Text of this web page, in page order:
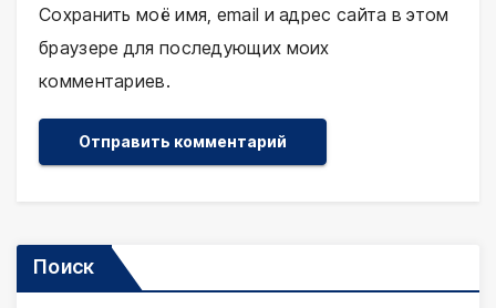
Сохранить моё имя, email и адрес сайта в этом
браузере для последующих моих
комментариев.
Поиск